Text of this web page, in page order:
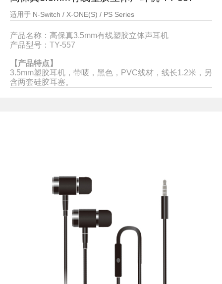
适用于 N-Switch / X-ONE(S) / PS Series
产品名称：高保真3.5mm有线塑胶立体声耳机
产品型号： TY-557
【产品特点】
3.5mm塑胶耳机，带唛，黑色，PVC线材，线长1.2米，另
含两套硅胶耳塞。